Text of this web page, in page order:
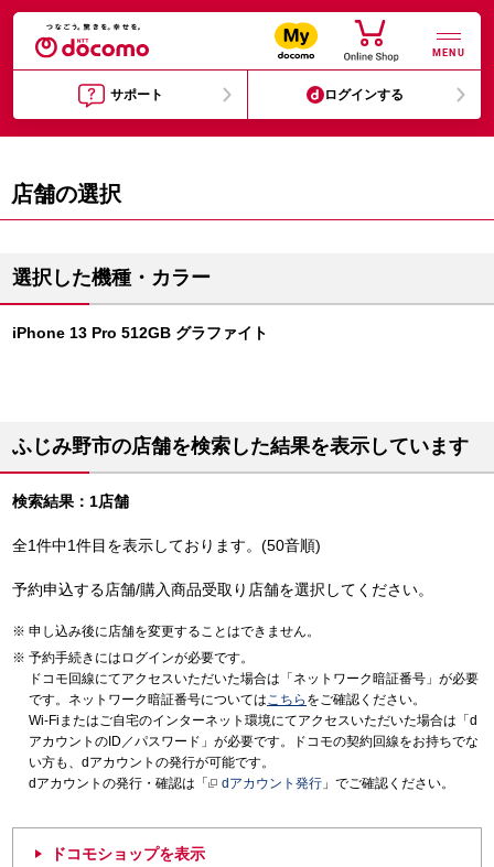
MENU
サポート ログインする
店舗の選択
選択した機種・カラー
iPhone 13 Pro 512GB グラファイト
ふじみ野市の店舗を検索した結果を表示しています
検索結果：1店舗
全1件中1件目を表示しております。(50音順)
予約申込する店舗/購入商品受取り店舗を選択してください。
申し込み後に店舗を変更することはできません。
予約手続きにはログインが必要です。
ドコモ回線にてアクセスいただいた場合は「ネットワーク暗証番号」が必要
です。ネットワーク暗証番号についてはこちら をご確認ください。
Wi-Fiまたはご自宅のインターネット環境にてアクセスいただいた場合は「d
アカウントのID／パスワード」が必要です。ドコモの契約回線をお持ちでな
い方も、dアカウントの発行が可能です。
dアカウントの発行・確認は「
dアカウント発行 」でご確認ください。
ドコモショップを表示